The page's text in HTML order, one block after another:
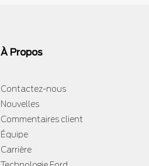
À Propos
Contactez-nous
Nouvelles
Commentaires client
Équipe
Carrière